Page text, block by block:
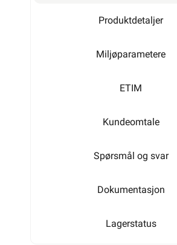
Produktdetaljer
Miljøparametere
ETIM
Kundeomtale
Spørsmål og svar
Dokumentasjon
Lagerstatus